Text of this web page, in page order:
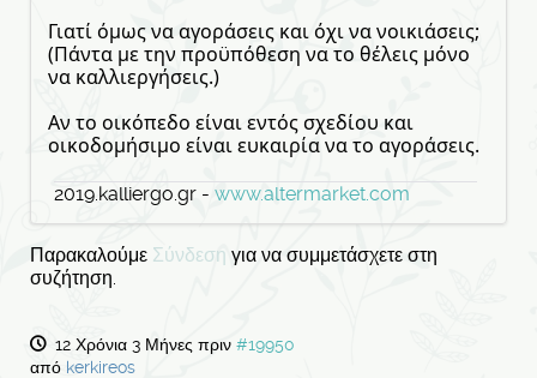
Γιατί όμως να αγοράσεις και όχι να νοικιάσεις;
(Πάντα με την προϋπόθεση να το θέλεις μόνο
να καλλιεργήσεις.)
Αν το οικόπεδο είναι εντός σχεδίου και
οικοδομήσιμο είναι ευκαιρία να το αγοράσεις.
2019.kalliergo.gr - www.altermarket.com
Παρακαλούμε Σύνδεση για να συμμετάσχετε στη
συζήτηση.
12 Χρόνια 3 Μήνες πριν #19950
από kerkireos